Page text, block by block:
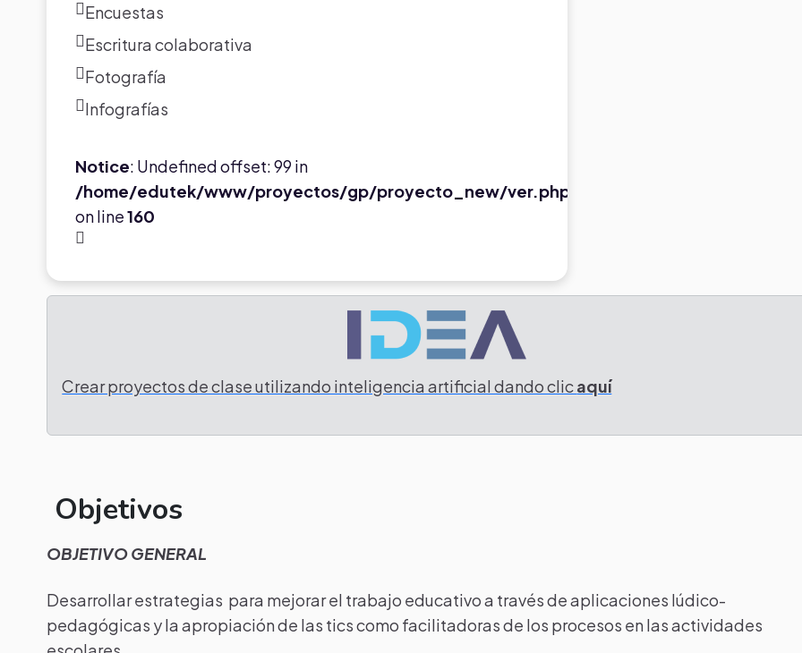
Encuestas
Escritura colaborativa
Fotografía
Infografías
Notice: Undefined offset: 99 in
/home/edutek/www/proyectos/gp/proyecto_new/ver.php
on line160
Crear proyectos de clase utilizando inteligencia artificial dando clicaquí
Objetivos
OBJETIVO GENERAL
Desarrollar estrategias para mejorar el trabajo educativo a través de aplicaciones lúdico-
pedagógicas y la apropiación de las tics como facilitadoras de los procesos en las actividades